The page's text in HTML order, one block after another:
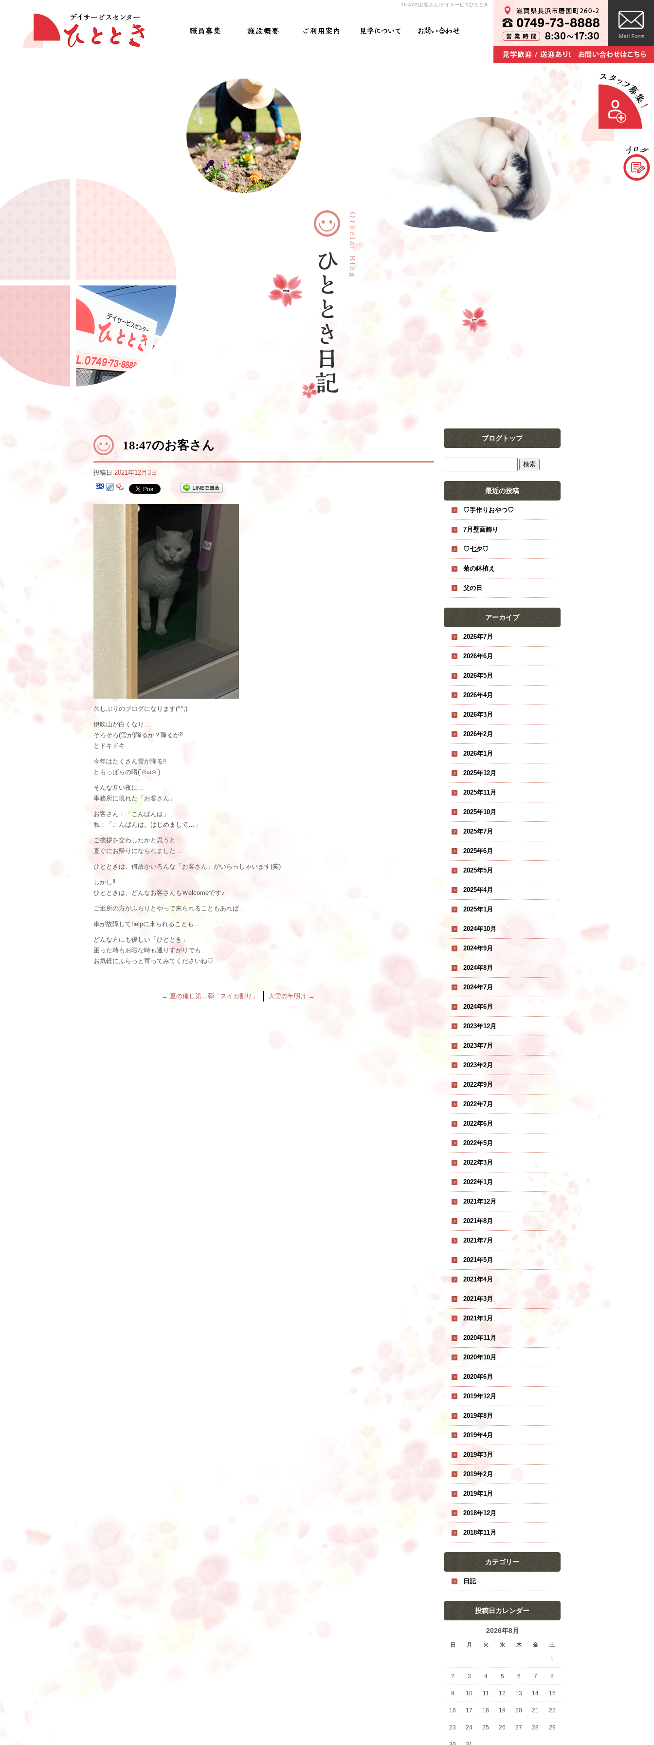
18:47のお客さん|デイサービスひととき
18:47のお客さん
投稿日 2021年12月3日
久しぶりのブログになります(^^;)
伊吹山が白くなり…
そろそろ(雪が)降るか？降るか⁈
とドキドキ
今年はたくさん雪が降る‼︎
ともっぱらの噂(´⊙ω⊙`)
そんな寒い夜に…
事務所に現れた「お客さん」
お客さん：「こんばんは」
私：「こんばんは。はじめまして…」
ご挨拶を交わしたかと思うと
直ぐにお帰りになられました…
ひとときは、何故かいろんな「お客さん」がいらっしゃいます(笑)
しかし‼︎
ひとときは、どんなお客さんもＷelcomeです♪
ご近所の方がふらりとやって来られることもあれば…
車が故障してhelpに来られることも…
どんな方にも優しい「ひととき」
困った時もお暇な時も通りすがりでも…
お気軽にふらっと寄ってみてくださいね♡
← 夏の催し第二弾「スイカ割り」 大雪の年明け →
ブログトップ
最近の投稿
♡手作りおやつ♡
7月壁面飾り
♡七夕♡
菊の鉢植え
父の日
アーカイブ
2026年7月
2026年6月
2026年5月
2026年4月
2026年3月
2026年2月
2026年1月
2025年12月
2025年11月
2025年10月
2025年7月
2025年6月
2025年5月
2025年4月
2025年1月
2024年10月
2024年9月
2024年8月
2024年7月
2024年6月
2023年12月
2023年7月
2023年2月
2022年9月
2022年7月
2022年6月
2022年5月
2022年3月
2022年1月
2021年12月
2021年8月
2021年7月
2021年5月
2021年4月
2021年3月
2021年1月
2020年11月
2020年10月
2020年6月
2019年12月
2019年8月
2019年4月
2019年3月
2019年2月
2019年1月
2018年12月
2018年11月
カテゴリー
日記
投稿日カレンダー
2026年8月
日 月 火 水 木 金 土
1
2 3 4 5 6 7 8
9 10 11 12 13 14 15
16 17 18 19 20 21 22
23 24 25 26 27 28 29